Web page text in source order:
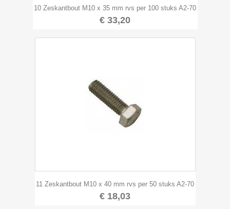
10 Zeskantbout M10 x 35 mm rvs per 100 stuks A2-70
€ 33,20
11 Zeskantbout M10 x 40 mm rvs per 50 stuks A2-70
€ 18,03